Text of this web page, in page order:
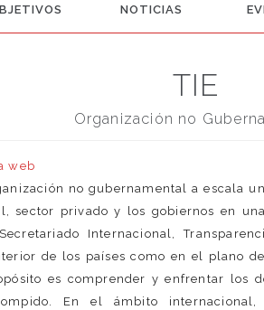
NOTICIAS
TIE
Organización no
web
no gubernamental a escala
sector privado y los gobiernos en
Internacional,
de los países como en el plano
es comprender y enfrentar los
En el ámbito internacional,